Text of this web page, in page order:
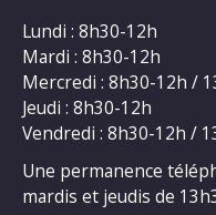
Lundi : 8h30-12h
Mardi : 8h30-12h
Mercredi : 8h30-12h /
Jeudi : 8h30-12h
Vendredi : 8h30-12h /
Une permanence
mardis et jeudis de